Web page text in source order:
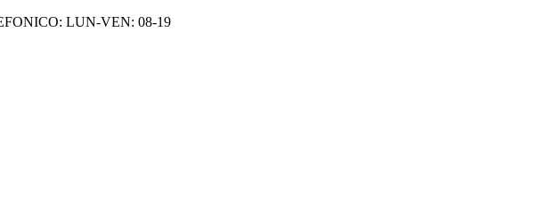
LUN-VEN: 08-19